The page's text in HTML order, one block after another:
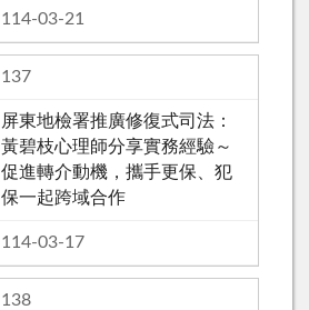
114-03-21
137
屏東地檢署推廣修復式司法：
黃碧枝心理師分享實務經驗～
促進轉介動機，攜手更保、犯
保一起跨域合作
114-03-17
138